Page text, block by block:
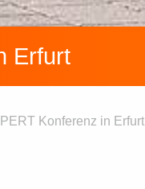
Erfurt
Konferenz in Erfurt